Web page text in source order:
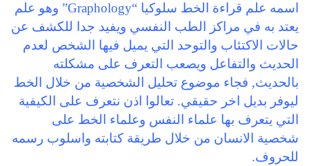
اسمه علم قراءة الخط سلوكيا “Graphology” وهو علم
يعتد به في مراكز الطب النفسي ويفيد جدا للكشف عن
حالات الاكتئاب والتوحد التي يميل فيها الشخص لعدم
الحديث والتفاعل ويصعب التعرف على مشكلته
بالحديث, فجاء موضوع تحليل الشخصية من خلال الخط
ليوفر بديل اخر حقيقي. تعالوا اذن نتعرف على الكيفية
التي يتعرف بها علماء النفس وعلماء الخط على
شخصية الانسان من خلال طريقة كتابته واسلوب رسمه
للحروف.